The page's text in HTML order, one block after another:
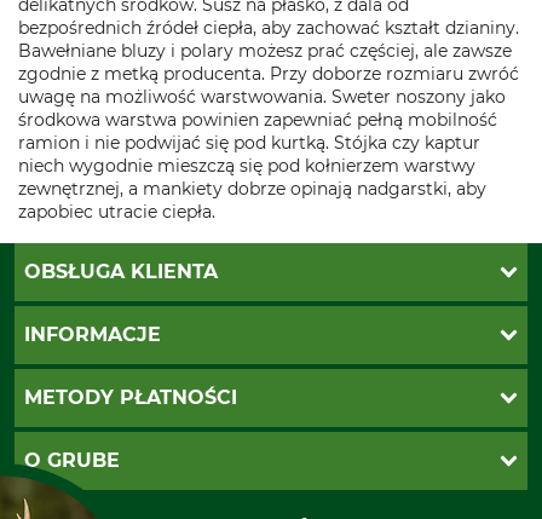
delikatnych środków. Susz na płasko, z dala od
bezpośrednich źródeł ciepła, aby zachować kształt dzianiny.
Bawełniane bluzy i polary możesz prać częściej, ale zawsze
zgodnie z metką producenta. Przy doborze rozmiaru zwróć
uwagę na możliwość warstwowania. Sweter noszony jako
środkowa warstwa powinien zapewniać pełną mobilność
ramion i nie podwijać się pod kurtką. Stójka czy kaptur
niech wygodnie mieszczą się pod kołnierzem warstwy
zewnętrznej, a mankiety dobrze opinają nadgarstki, aby
zapobiec utracie ciepła.
OBSŁUGA KLIENTA
Katalogi Grube
Ustawienia plików cookie
INFORMACJE
Koszty dostawy
Regulamin sklepu
Klauzula RODO
METODY PŁATNOŚCI
PayU
Za pobraniem (z dopłatą)
Polecenie zapłaty SEPA
O GRUBE
Sklep stacjonarny